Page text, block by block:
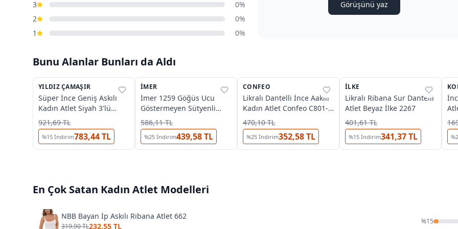
3
0%
2
0%
1
0%
Görüşünü yaz
Bunu Alanlar Bunları da Aldı
%32
YILDIZ ÇAMAŞIR
Süper İnce Geniş Askılı
Kadın Atlet Siyah 3'lü
Paket Yıldız 2316
921,69 TL
%15 İndirim783,44 TL
%39
İMER
İmer 1259 Göğüs Ucu
Göstermeyen Sütyenli
Atlet
586,11 TL
%25 İndirim439,58 TL
%26
CONFEO
Likralı Dantelli İnce Aakılı
Kadın Atlet Confeo C801-
008
470,10 TL
%25 İndirim352,58 TL
%28
İLKE
Likralı Ribana Sur Dantelli
Atlet Beyaz İlke 2267
401,61 TL
%15 İndirim341,37 TL
%
%
En Çok Satan Kadın Atlet Modelleri
NBB Bayan İp Askılı Ribana Atlet 662
319,90 TL232,55 TL
%15